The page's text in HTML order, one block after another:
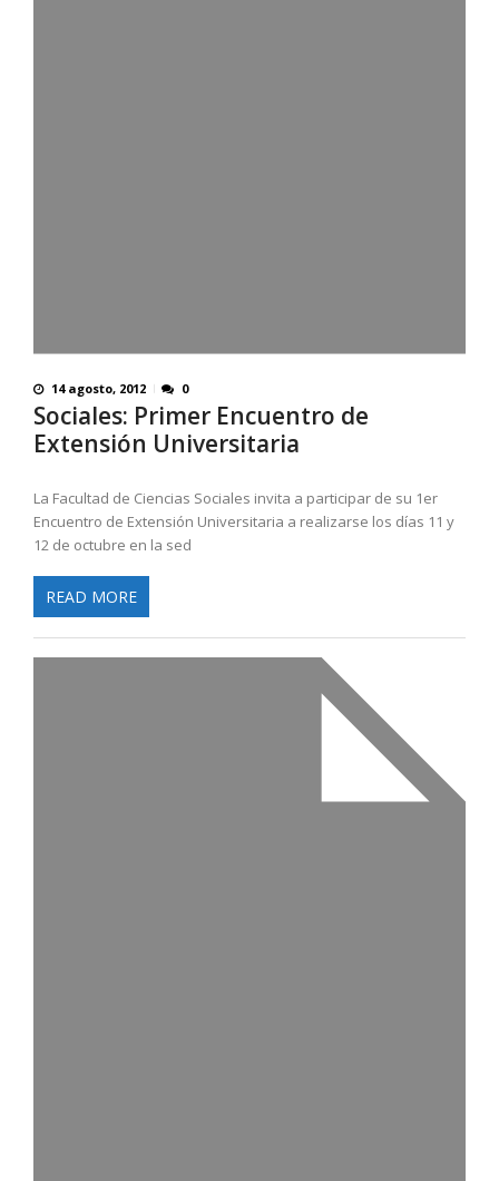
14 agosto, 2012 0
Sociales: Primer Encuentro de
Extensión Universitaria
La Facultad de Ciencias Sociales invita a participar de su 1er
Encuentro de Extensión Universitaria a realizarse los días 11 y
12 de octubre en la sed
READ MORE